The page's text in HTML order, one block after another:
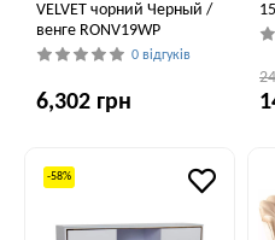
VELVET чорний Черный /
венге RONV19WP
0 відгуків
6,302 грн
-58%